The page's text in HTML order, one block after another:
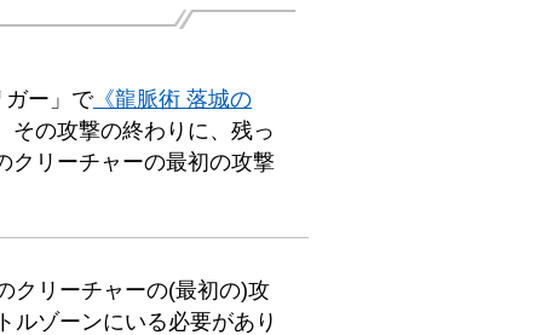
ガー」で《龍脈術 落城の
その攻撃の終わりに、残っ
クリーチャーの最初の攻撃
クリーチャーの(最初の)攻
ルゾーンにいる必要があり